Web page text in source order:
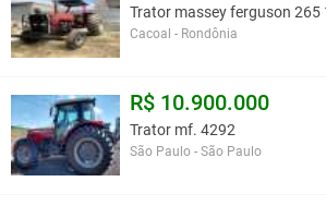
Trator massey ferguson 265
Cacoal - Rondônia
R$ 10.900.000
Trator mf. 4292
São Paulo - São Paulo